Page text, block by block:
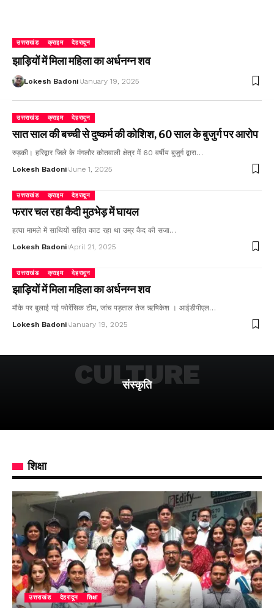
उत्तराखंड क्राइम देहरादून
झाड़ियों में मिला महिला का अर्धनग्न शव
Lokesh Badoni January 19, 2025
उत्तराखंड क्राइम देहरादून
सात साल की बच्ची से दुष्कर्म की कोशिश, 60 साल के बुजुर्ग पर आरोप
रुड़की। हरिद्वार जिले के मंगलौर कोतवाली क्षेत्र में 60 वर्षीय बुजुर्ग द्वारा…
Lokesh Badoni June 1, 2025
उत्तराखंड क्राइम देहरादून
फरार चल रहा कैदी मुठभेड़ में घायल
हत्या मामले में साथियों सहित काट रहा था उम्र कैद की सजा…
Lokesh Badoni April 21, 2025
उत्तराखंड क्राइम देहरादून
झाड़ियों में मिला महिला का अर्धनग्न शव
मौके पर बुलाई गई फोरेंसिक टीम, जांच पड़ताल तेज ऋषिकेश । आईडीपीएल…
Lokesh Badoni January 19, 2025
संस्कृति
CULTURE
शिक्षा
उत्तराखंड देहरादून शिक्षा